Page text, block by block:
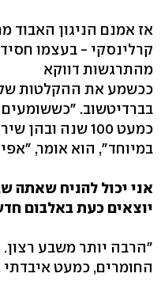
אז אמנם הניגון האבוד
קרלינסקי - בעצמו
מהתרגשות דווקא
ככשמע את ההקלטות של
בברדיטשוב.
כמעט 100 שנה
במיוחד", הוא אומר,
אני יכול להניח שאתה
יוצאים כעת באלבום
"הרבה יותר משבע
החומרים, כמעט